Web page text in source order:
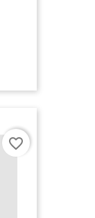
favorite_border